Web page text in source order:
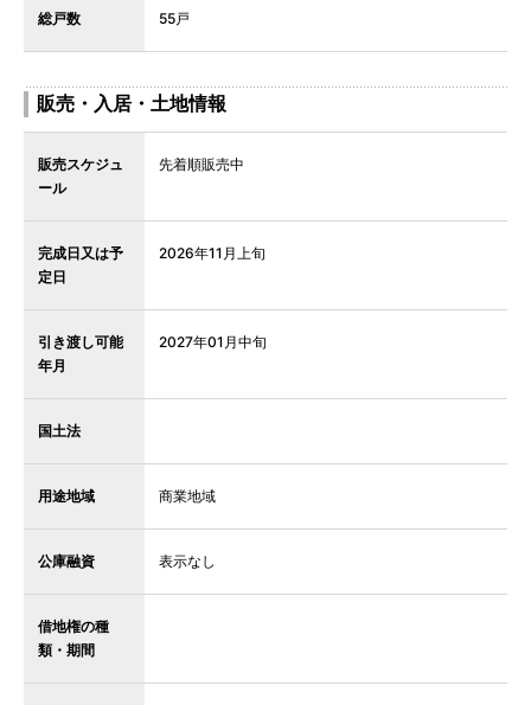
総戸数 55戸
販売・入居・土地情報
販売スケジュ
ール
先着順販売中
完成日又は予
定日
2026年11月上旬
引き渡し可能
年月
2027年01月中旬
国土法
用途地域 商業地域
公庫融資 表示なし
借地権の種
類・期間